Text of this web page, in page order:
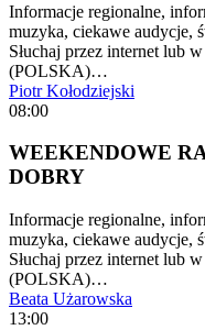
Informacje regionalne,
muzyka, ciekawe audycje,
Słuchaj przez internet lub
(POLSKA)…
Piotr Kołodziejski
08:00
WEEKENDOWE
DOBRY
Informacje regionalne,
muzyka, ciekawe audycje,
Słuchaj przez internet lub
(POLSKA)…
Beata Użarowska
13:00